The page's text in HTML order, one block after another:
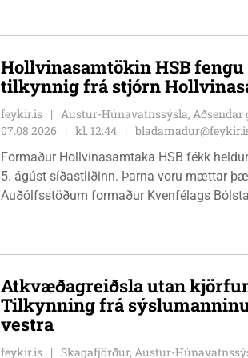
Hollvinasamtökin HSB fengu
tilkynnig frá stjórn
feykir.is
Austur-Húnavatnssýsla,
07.08.2026
kl. 12.44
Formaður Hollvinasamtaka HSB fékk
5. ágúst síðastliðinn. Þarna voru mættar
Auðólfsstöðum formaður Kvenfélags
höggbylgjutæki í aðstöðu sjúkraþjálfara.
Atkvæðagreiðsla utan
Tilkynning frá
vestra
feykir.is
Skagafjörður, Austur-